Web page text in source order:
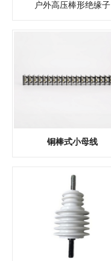
户外高压棒形绝缘子
铜棒式小母线